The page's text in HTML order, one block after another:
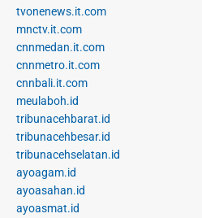
tvonenews.it.com
mnctv.it.com
cnnmedan.it.com
cnnmetro.it.com
cnnbali.it.com
meulaboh.id
tribunacehbarat.id
tribunacehbesar.id
tribunacehselatan.id
ayoagam.id
ayoasahan.id
ayoasmat.id